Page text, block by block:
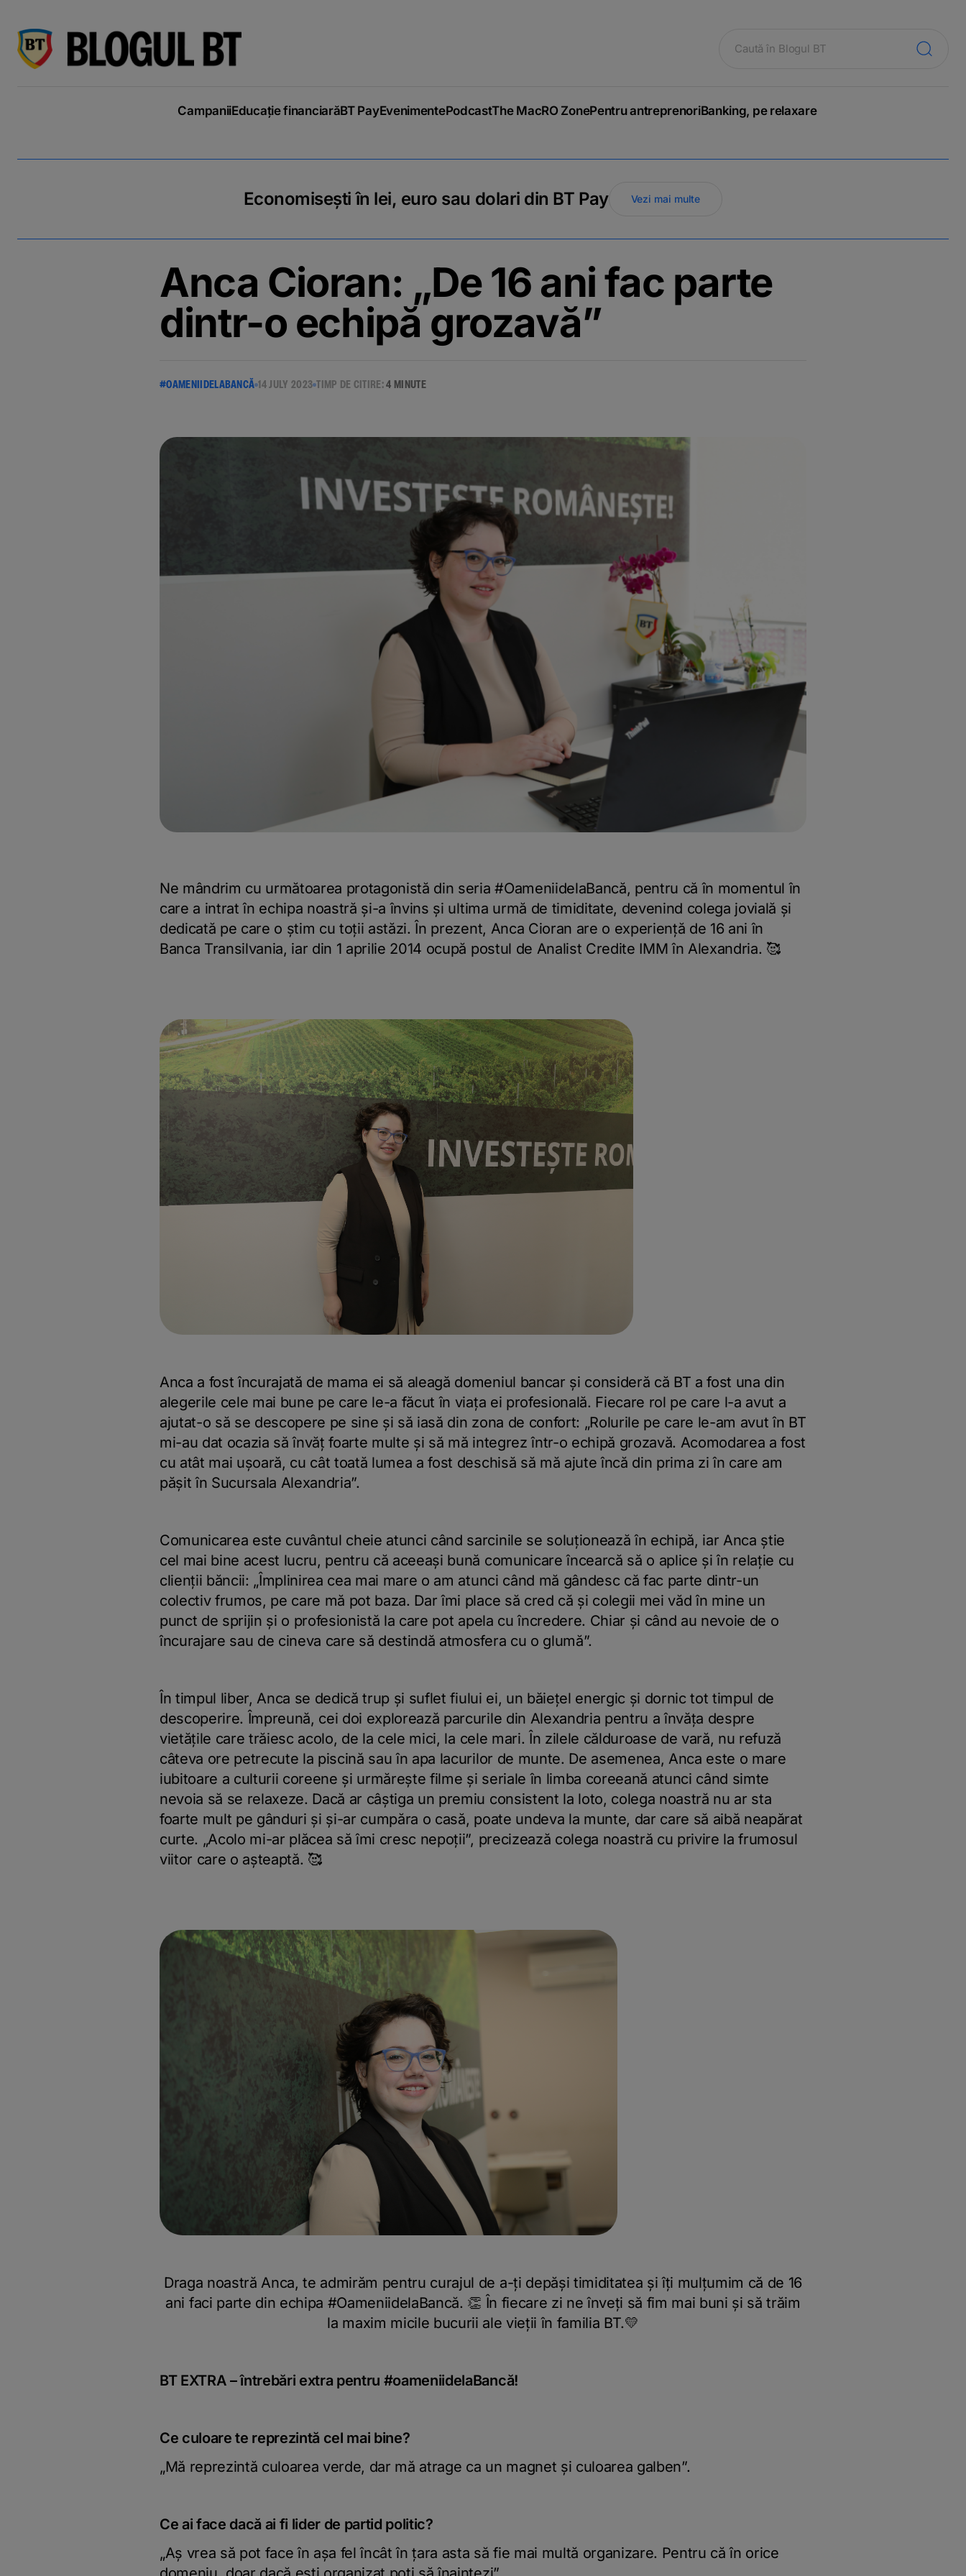
CampaniiEducație financiarăBT PayEvenimentePodcastThe MacRO ZonePentru antreprenoriBanking, pe relaxare
Economisești în lei, euro sau dolari din BT Pay Vezi mai multe
Anca Cioran: „De 16 ani fac parte
dintr-o echipă grozavă”
#OAMENIIDELABANCĂ 14 JULY 2023 TIMP DE CITIRE:4 MINUTE
Ne mândrim cu următoarea protagonistă din seria #OameniidelaBancă, pentru că în momentul în
care a intrat în echipa noastră și-a învins și ultima urmă de timiditate, devenind colega jovială și
dedicată pe care o știm cu toții astăzi. În prezent, Anca Cioran are o experiență de 16 ani în
Banca Transilvania, iar din 1 aprilie 2014 ocupă postul de Analist Credite IMM în Alexandria. 🥰
Anca a fost încurajată de mama ei să aleagă domeniul bancar și consideră că BT a fost una din
alegerile cele mai bune pe care le-a făcut în viața ei profesională. Fiecare rol pe care l-a avut a
ajutat-o să se descopere pe sine și să iasă din zona de confort: „Rolurile pe care le-am avut în BT
mi-au dat ocazia să învăț foarte multe și să mă integrez într-o echipă grozavă. Acomodarea a fost
cu atât mai ușoară, cu cât toată lumea a fost deschisă să mă ajute încă din prima zi în care am
pășit în Sucursala Alexandria”.
Comunicarea este cuvântul cheie atunci când sarcinile se soluționează în echipă, iar Anca știe
cel mai bine acest lucru, pentru că aceeași bună comunicare încearcă să o aplice și în relație cu
clienții băncii: „Împlinirea cea mai mare o am atunci când mă gândesc că fac parte dintr-un
colectiv frumos, pe care mă pot baza. Dar îmi place să cred că și colegii mei văd în mine un
punct de sprijin și o profesionistă la care pot apela cu încredere. Chiar și când au nevoie de o
încurajare sau de cineva care să destindă atmosfera cu o glumă”.
În timpul liber, Anca se dedică trup și suflet fiului ei, un băiețel energic și dornic tot timpul de
descoperire. Împreună, cei doi explorează parcurile din Alexandria pentru a învăța despre
vietățile care trăiesc acolo, de la cele mici, la cele mari. În zilele călduroase de vară, nu refuză
câteva ore petrecute la piscină sau în apa lacurilor de munte. De asemenea, Anca este o mare
iubitoare a culturii coreene și urmărește filme și seriale în limba coreeană atunci când simte
nevoia să se relaxeze. Dacă ar câștiga un premiu consistent la loto, colega noastră nu ar sta
foarte mult pe gânduri și și-ar cumpăra o casă, poate undeva la munte, dar care să aibă neapărat
curte. „Acolo mi-ar plăcea să îmi cresc nepoții”, precizează colega noastră cu privire la frumosul
viitor care o așteaptă. 🥰
Draga noastră Anca, te admirăm pentru curajul de a-ți depăși timiditatea și îți mulțumim că de 16
ani faci parte din echipa #OameniidelaBancă. 👏 În fiecare zi ne înveți să fim mai buni și să trăim
la maxim micile bucurii ale vieții în familia BT.💛
BT EXTRA – întrebări extra pentru #oameniidelaBancă!
Ce culoare te reprezintă cel mai bine?
„Mă reprezintă culoarea verde, dar mă atrage ca un magnet și culoarea galben”.
Ce ai face dacă ai fi lider de partid politic?
„Aș vrea să pot face în așa fel încât în țara asta să fie mai multă organizare. Pentru că în orice